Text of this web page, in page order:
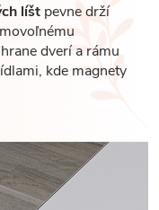
líšt pevne drží
dverí a rámu
kde magnety